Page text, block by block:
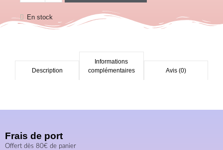
En stock
Description
Informations
complémentaires
Avis (0)
Frais de port
Offert dès 80€ de panier